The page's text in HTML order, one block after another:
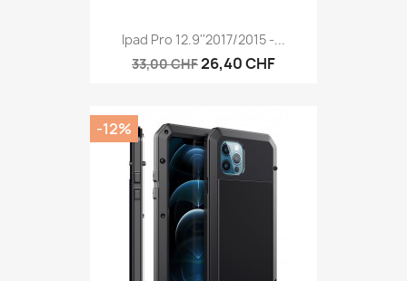
Ipad Pro 12.9''2017/2015 -...
33,00 CHF26,40 CHF
-12%